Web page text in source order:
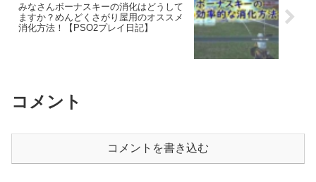
みなさんボーナスキーの消化はどうして
ますか？めんどくさがり屋用のオススメ
消化方法！【PSO2プレイ日記】
コメント
コメントを書き込む